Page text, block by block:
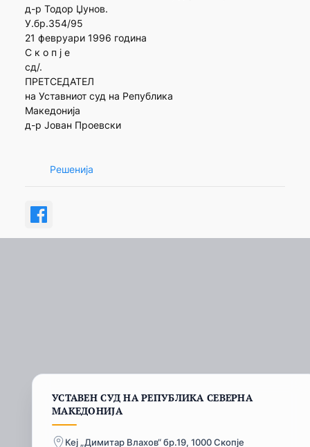
д-р Тодор Џунов.
У.бр.354/95
21 февруари 1996 година
С к о п ј е
сд/.
ПРЕТСЕДАТЕЛ
на Уставниот суд на Република
Македонија
д-р Јован Проевски
Решенија
УСТАВЕН СУД НА РЕПУБЛИКА СЕВЕРНА
МАКЕДОНИЈА
Кеј „Димитар Влахов“ бр.19, 1000 Скопје